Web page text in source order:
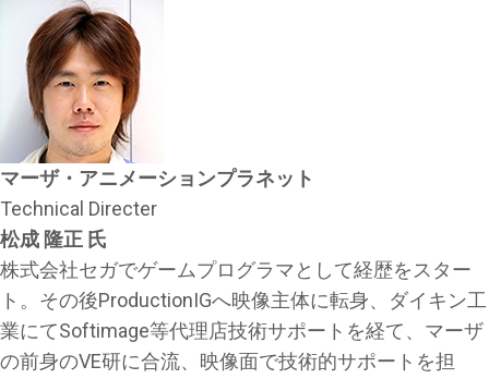
マーザ・アニメーションプラネット
Technical Directer
松成 隆正 氏
株式会社セガでゲームプログラマとして経歴をスター
ト。その後ProductionIGへ映像主体に転身、ダイキン工
業にてSoftimage等代理店技術サポートを経て、マーザ
の前身のVE研に合流、映像面で技術的サポートを担